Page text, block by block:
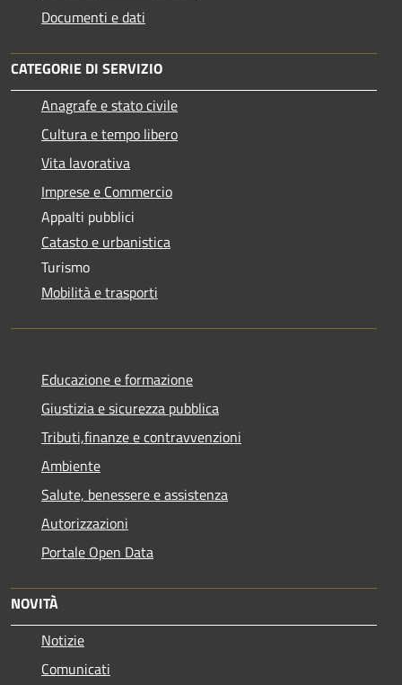
Documenti e dati
CATEGORIE DI SERVIZIO
Anagrafe e stato civile
Cultura e tempo libero
Vita lavorativa
Imprese e Commercio
Appalti pubblici
Catasto e urbanistica
Turismo
Mobilità e trasporti
Educazione e formazione
Giustizia e sicurezza pubblica
Tributi,finanze e contravvenzioni
Ambiente
Salute, benessere e assistenza
Autorizzazioni
Portale Open Data
NOVITÀ
Notizie
Comunicati